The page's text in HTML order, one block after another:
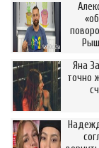
Яна
точно